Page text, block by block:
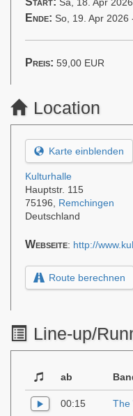
Sa, 18. Apr
Ende: So, 19. Apr 2026
Preis: 59,00 EUR
Location
Karte einblenden
Kulturhalle
Hauptstr. 115
75196
Remchingen
Deutschland
Webseite: http://
Route berechnen
Line-up/
ab
00:15 The